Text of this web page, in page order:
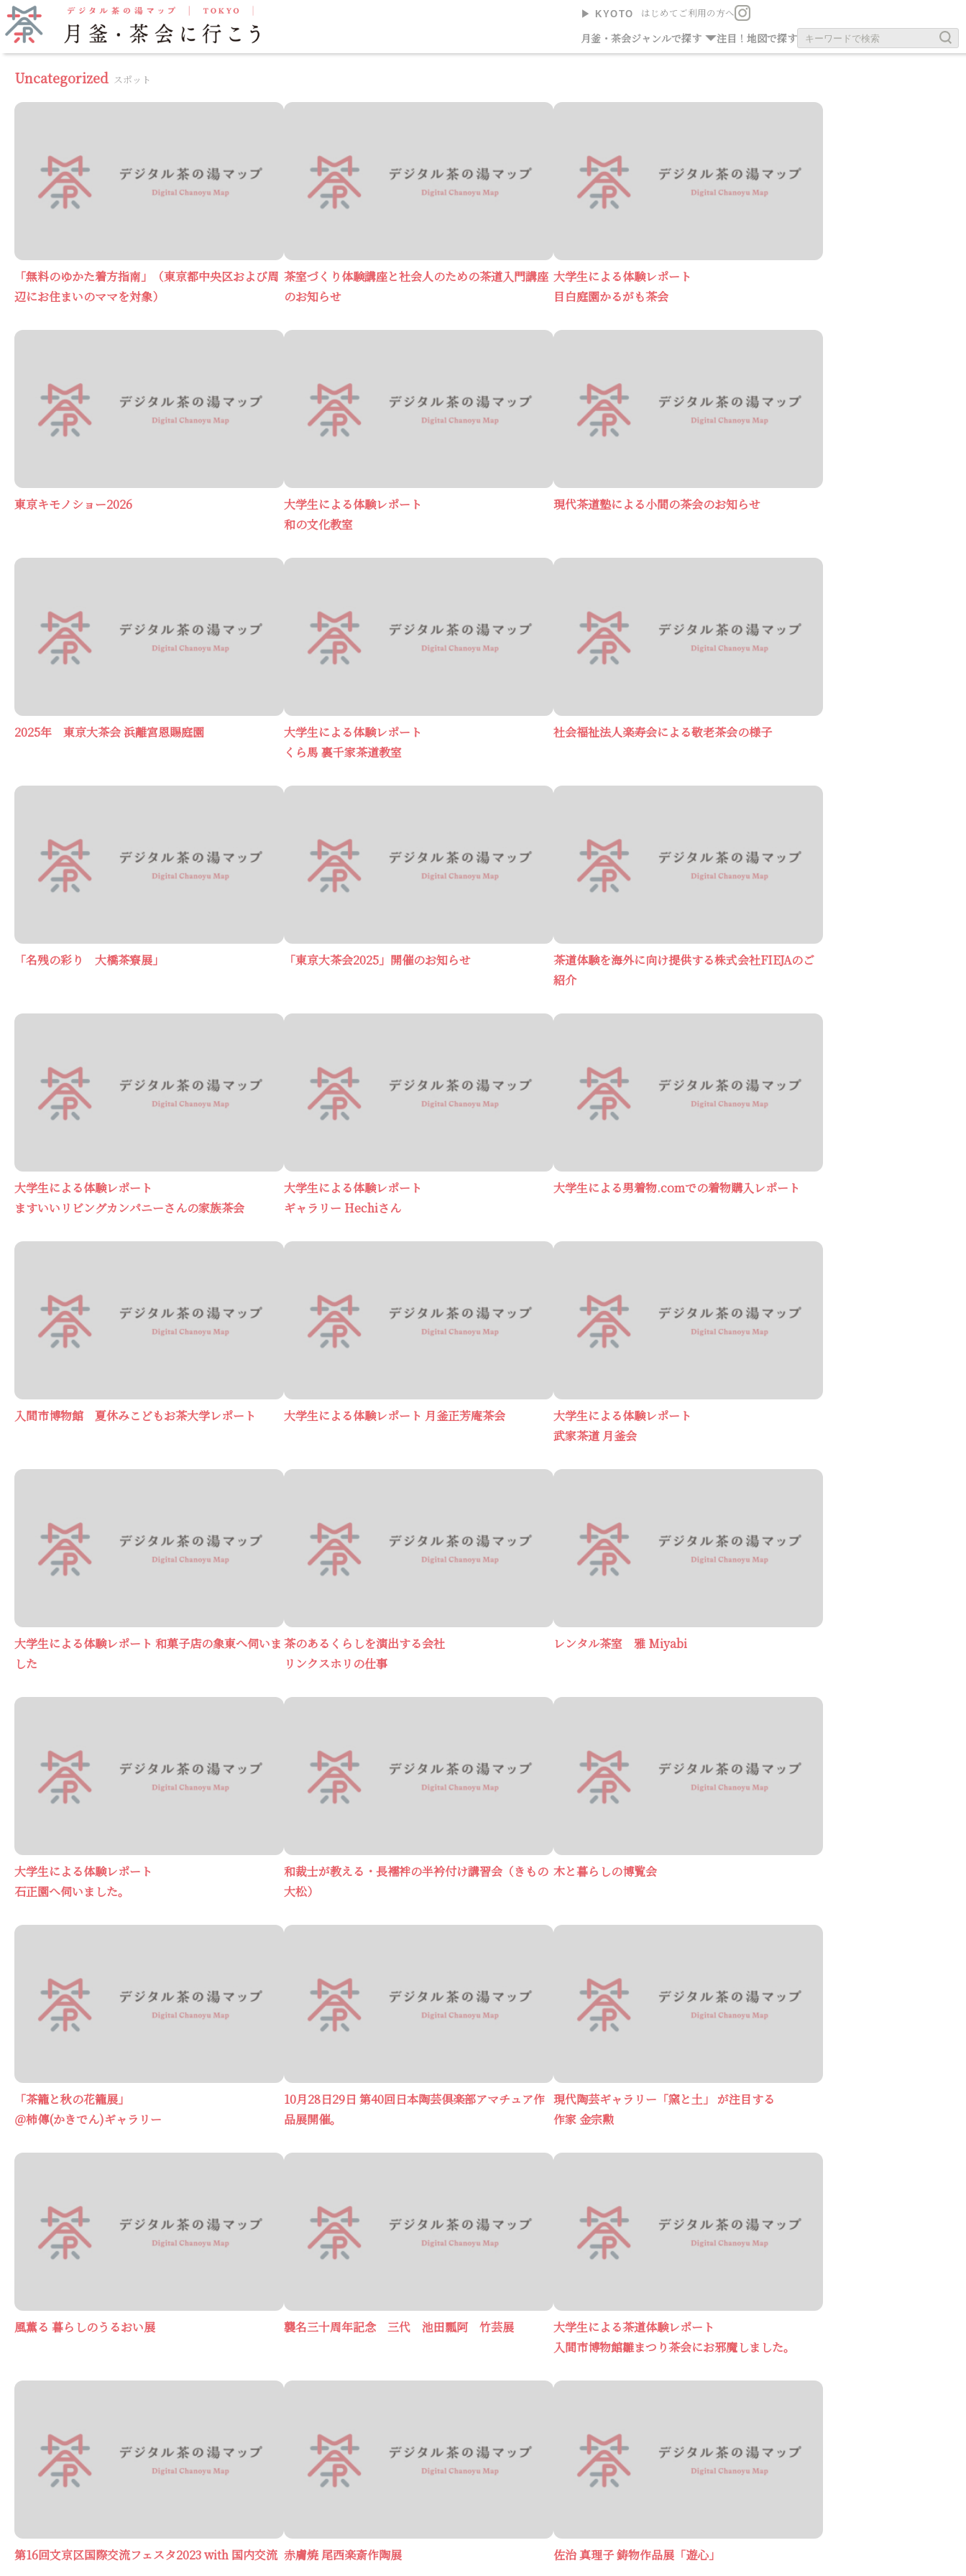
▶︎ KYOTO はじめてご利用の方へ
月釜・茶会ジャンルで探す 注目！ 地図で探す
抹茶をいただく お茶の旧跡
Uncategorized スポット
「無料のゆかた着方指南」（東京都中央区および周
辺にお住まいのママを対象）
茶室づくり体験講座と社会人のための茶道入門講座
のお知らせ
大学生による体験レポート
目白庭園かるがも茶会
東京キモノショー2026
大学生による体験レポート
和の文化教室
現代茶道塾による小間の茶会のお知らせ
2025年 東京大茶会 浜離宮恩賜庭園
大学生による体験レポート
くら馬 裏千家茶道教室
社会福祉法人楽寿会による敬老茶会の様子
「名残の彩り 大橋茶寮展」 「東京大茶会2025」開催のお知らせ
茶道体験を海外に向け提供する株式会社FIEJAのご
紹介
大学生による体験レポート
ますいいリビングカンパニーさんの家族茶会
大学生による体験レポート
ギャラリー Hechiさん
大学生による男着物.comでの着物購入レポート
入間市博物館 夏休みこどもお茶大学レポート 大学生による体験レポート 月釜正芳庵茶会
大学生による体験レポート
武家茶道 月釜会
大学生による体験レポート 和菓子店の象東へ伺いま
した
茶のあるくらしを演出する会社
リンクスホリの仕事
レンタル茶室 雅 Miyabi
大学生による体験レポート
石正園へ伺いました。
和裁士が教える・長襦袢の半衿付け講習会（きもの
大松）
木と暮らしの博覧会
「茶籠と秋の花籠展」
＠柿傳(かきでん)ギャラリー
10月28日29日 第40回日本陶芸倶楽部アマチュア作
品展開催。
現代陶芸ギャラリー「窯と土」 が注目する
作家 金宗勲
風薫る 暮らしのうるおい展 襲名三十周年記念 三代 池田瓢阿 竹芸展
大学生による茶道体験レポート
入間市博物館雛まつり茶会にお邪魔しました。
第16回文京区国際交流フェスタ2023 with 国内交流 赤膚焼 尾西楽斎作陶展 佐治 真理子 鋳物作品展「遊心」